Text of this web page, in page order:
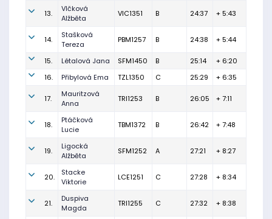
13.
Vlčková
Alžběta
VIC1351 B 24:37 + 5:43
14.
Stašková
Tereza
PBM1257 B 24:38 + 5:44
15. Létalová Jana SFM1450 B 25:14
+ 6:20
16.
Přibylová Ema TZL1350 C 25:29 + 6:35
17.
Mauritzová
Anna
TRI1253 B 26:05 + 7:11
18.
Ptáčková
Lucie
TBM1372 B 26:42 + 7:48
19.
Ligocká
Alžběta
SFM1252 A 27:21 + 8:27
20.
Stacke
Viktorie
LCE1251 C 27:28 + 8:34
21.
Duspiva
Magda
TRI1255 C 27:32 + 8:38